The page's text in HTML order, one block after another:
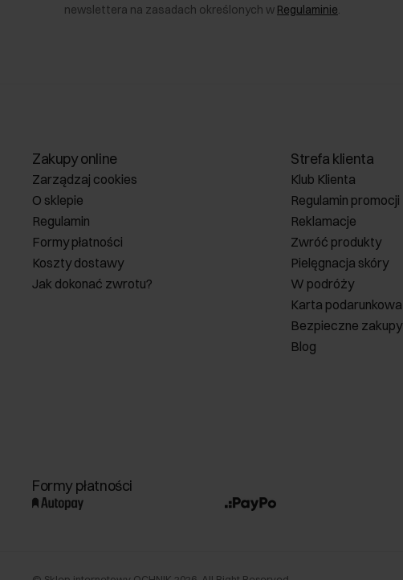
newslettera na zasadach określonych w Regulaminie.
Zakupy online
Zarządzaj cookies
O sklepie
Regulamin
Formy płatności
Koszty dostawy
Jak dokonać zwrotu?
Strefa klienta
Klub Klienta
Regulamin promocji
Reklamacje
Zwróć produkty
Pielęgnacja skóry
W podróży
Karta podarunkowa
Bezpieczne zakupy
Blog
Formy płatności